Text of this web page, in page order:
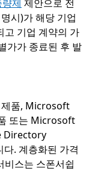
량제 제안으로 전
시)가 해당 기업
고 기업 계약의 가
가가 종료된 후 발
품, Microsoft
또는 Microsoft
Directory
. 계층화된 가격
비스는 스폰서쉽